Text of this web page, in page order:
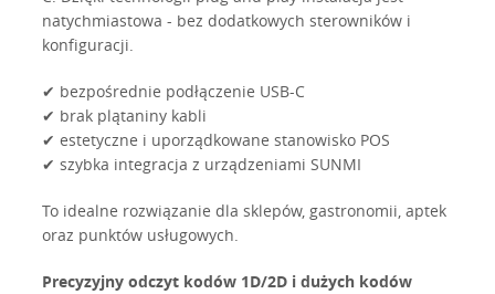
natychmiastowa - bez dodatkowych sterowników i
konfiguracji.
✔ bezpośrednie podłączenie USB-C
✔ brak plątaniny kabli
✔ estetyczne i uporządkowane stanowisko POS
✔ szybka integracja z urządzeniami SUNMI
To idealne rozwiązanie dla sklepów, gastronomii, aptek
oraz punktów usługowych.
Precyzyjny odczyt kodów 1D/2D i dużych kodów